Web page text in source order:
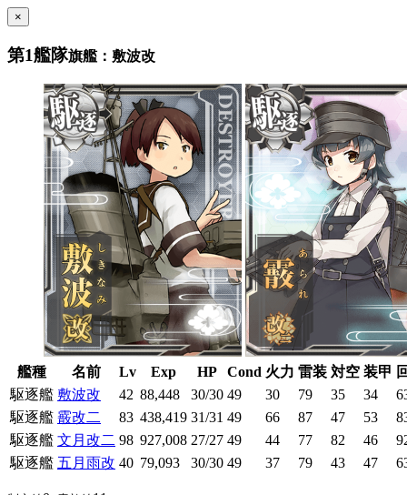
×
第1艦隊旗艦：敷波改
艦種 名前 Lv Exp HP Cond 火力 雷装 対空 装甲
駆逐艦 敷波改 42 88,448 30/30 49 30 79 35 34
駆逐艦 霰改二 83 438,419 31/31 49 66 87 47 53
駆逐艦 文月改二 98 927,008 27/27 49 44 77 82 46
駆逐艦 五月雨改 40 79,093 30/30 49 37 79 43 47